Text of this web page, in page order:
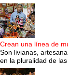
Crean una línea de
Son livianas,
en la pluralidad de